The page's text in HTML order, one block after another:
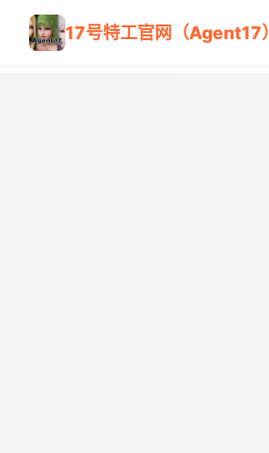
17号特工官网（Agent17）